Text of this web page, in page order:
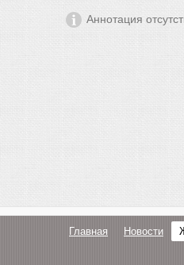
Аннотация
Главная Новости